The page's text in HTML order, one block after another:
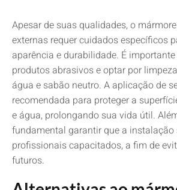
Apesar de suas qualidades, o
externas requer cuidados específicos
aparência e durabilidade. É
produtos abrasivos e optar por
água e sabão neutro. A aplicação de
recomendada para proteger a
e água, prolongando sua vida útil.
fundamental garantir que a instalação
profissionais capacitados, a fim de
futuros.